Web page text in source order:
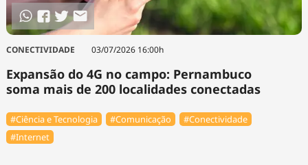
CONECTIVIDADE 03/07/2026 16:00h
Expansão do 4G no campo: Pernambuco
soma mais de 200 localidades conectadas
#Ciência e Tecnologia #Comunicação
#Conectividade
#Internet